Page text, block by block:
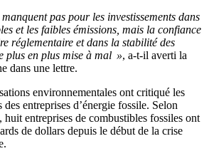
pas pour les investissements dans
et les faibles émissions, mais la confiance
réglementaire et dans la stabilité des
plus en plus mise à mal », a-t-il averti la
dans une lettre.
environnementales ont critiqué les
entreprises d’énergie fossile. Selon
entreprises de combustibles fossiles ont
de dollars depuis le début de la crise